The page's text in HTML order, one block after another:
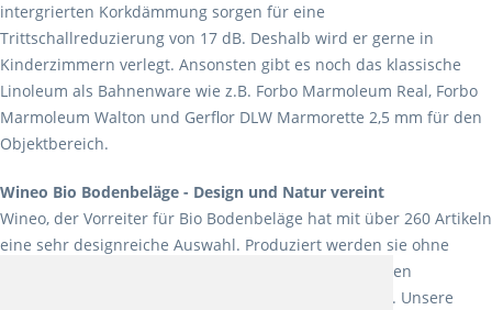
intergrierten Korkdämmung sorgen für eine
Trittschallreduzierung von 17 dB. Deshalb wird er gerne in
Kinderzimmern verlegt. Ansonsten gibt es noch das klassische
Linoleum als Bahnenware wie z.B. Forbo Marmoleum Real, Forbo
Marmoleum Walton und Gerflor DLW Marmorette 2,5 mm für den
Objektbereich.
Wineo Bio Bodenbeläge - Design und Natur vereint
Wineo, der Vorreiter für Bio Bodenbeläge hat mit über 260 Artikeln
eine sehr designreiche Auswahl. Produziert werden sie ohne
Weichmacher und Lösungsmittel. Mit allen verfügbaren
Verlegearten ist er für jegliche Bauvorhaben attraktiv. Unsere